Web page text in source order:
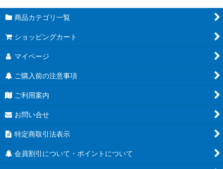
商品カテゴリ一覧
ショッピングカート
マイページ
ご購入前の注意事項
ご利用案内
お問い合せ
特定商取引法表示
会員割引について・ポイントについて